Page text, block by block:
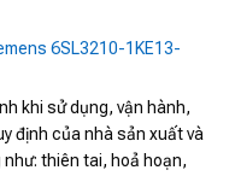
6SL3210-1KE13-
khi sử dụng, vận hành,
định của nhà sản xuất và
thiên tai, hoả hoạn,